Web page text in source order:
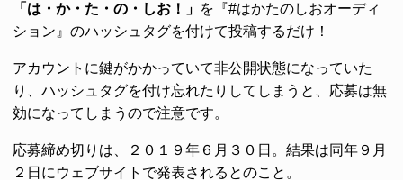
「は・か・た・の・しお！」 を『#はかたのしおオーディ
ション』のハッシュタグを付けて投稿するだけ！
アカウントに鍵がかかっていて非公開状態になっていた
り、ハッシュタグを付け忘れたりしてしまうと、応募は無
効になってしまうので注意です。
応募締め切りは、２０１９年６月３０日。結果は同年９月
２日にウェブサイトで発表されるとのこと。